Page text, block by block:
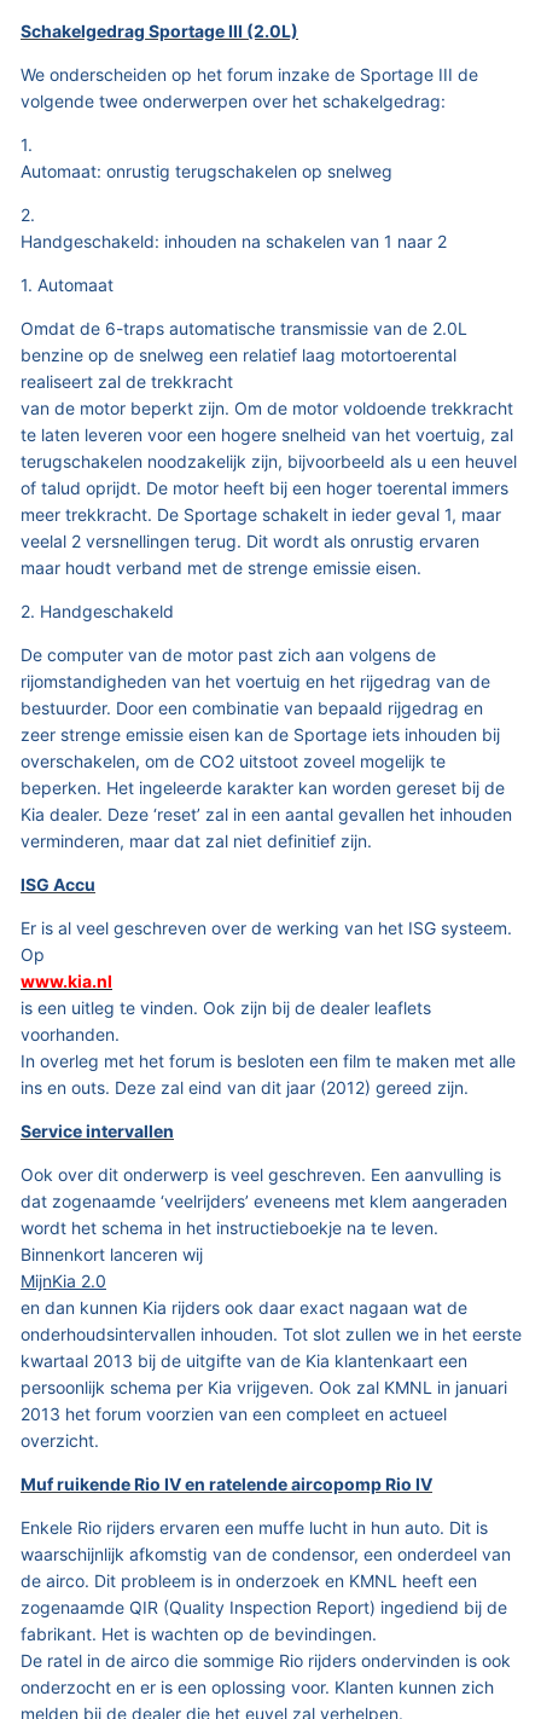
Schakelgedrag Sportage III (2.0L)
We onderscheiden op het forum inzake de Sportage III de
volgende twee onderwerpen over het schakelgedrag:
1.
Automaat: onrustig terugschakelen op snelweg
2.
Handgeschakeld: inhouden na schakelen van 1 naar 2
1. Automaat
Omdat de 6-traps automatische transmissie van de 2.0L
benzine op de snelweg een relatief laag motortoerental
realiseert zal de trekkracht
van de motor beperkt zijn. Om de motor voldoende trekkracht
te laten leveren voor een hogere snelheid van het voertuig, zal
terugschakelen noodzakelijk zijn, bijvoorbeeld als u een heuvel
of talud oprijdt. De motor heeft bij een hoger toerental immers
meer trekkracht. De Sportage schakelt in ieder geval 1, maar
veelal 2 versnellingen terug. Dit wordt als onrustig ervaren
maar houdt verband met de strenge emissie eisen.
2. Handgeschakeld
De computer van de motor past zich aan volgens de
rijomstandigheden van het voertuig en het rijgedrag van de
bestuurder. Door een combinatie van bepaald rijgedrag en
zeer strenge emissie eisen kan de Sportage iets inhouden bij
overschakelen, om de CO2 uitstoot zoveel mogelijk te
beperken. Het ingeleerde karakter kan worden gereset bij de
Kia dealer. Deze ‘reset’ zal in een aantal gevallen het inhouden
verminderen, maar dat zal niet definitief zijn.
ISG Accu
Er is al veel geschreven over de werking van het ISG systeem.
Op
www.kia.nl
is een uitleg te vinden. Ook zijn bij de dealer leaflets
voorhanden.
In overleg met het forum is besloten een film te maken met alle
ins en outs. Deze zal eind van dit jaar (2012) gereed zijn.
Service intervallen
Ook over dit onderwerp is veel geschreven. Een aanvulling is
dat zogenaamde ‘veelrijders’ eveneens met klem aangeraden
wordt het schema in het instructieboekje na te leven.
Binnenkort lanceren wij
MijnKia 2.0
en dan kunnen Kia rijders ook daar exact nagaan wat de
onderhoudsintervallen inhouden. Tot slot zullen we in het eerste
kwartaal 2013 bij de uitgifte van de Kia klantenkaart een
persoonlijk schema per Kia vrijgeven. Ook zal KMNL in januari
2013 het forum voorzien van een compleet en actueel
overzicht.
Muf ruikende Rio IV en ratelende aircopomp Rio IV
Enkele Rio rijders ervaren een muffe lucht in hun auto. Dit is
waarschijnlijk afkomstig van de condensor, een onderdeel van
de airco. Dit probleem is in onderzoek en KMNL heeft een
zogenaamde QIR (Quality Inspection Report) ingediend bij de
fabrikant. Het is wachten op de bevindingen.
De ratel in de airco die sommige Rio rijders ondervinden is ook
onderzocht en er is een oplossing voor. Klanten kunnen zich
melden bij de dealer die het euvel zal verhelpen.